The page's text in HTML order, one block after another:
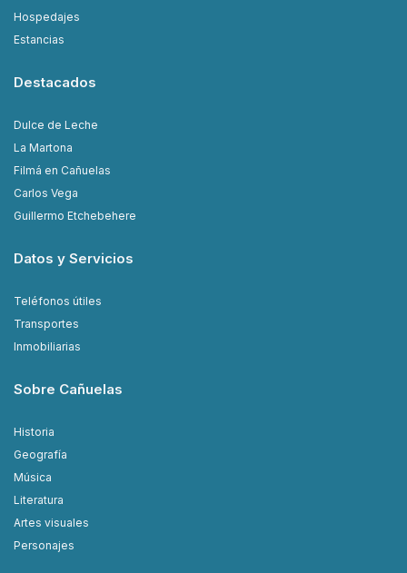
Hospedajes
Estancias
Destacados
Dulce de Leche
La Martona
Filmá en Cañuelas
Carlos Vega
Guillermo Etchebehere
Datos y Servicios
Teléfonos útiles
Transportes
Inmobiliarias
Sobre Cañuelas
Historia
Geografía
Música
Literatura
Artes visuales
Personajes